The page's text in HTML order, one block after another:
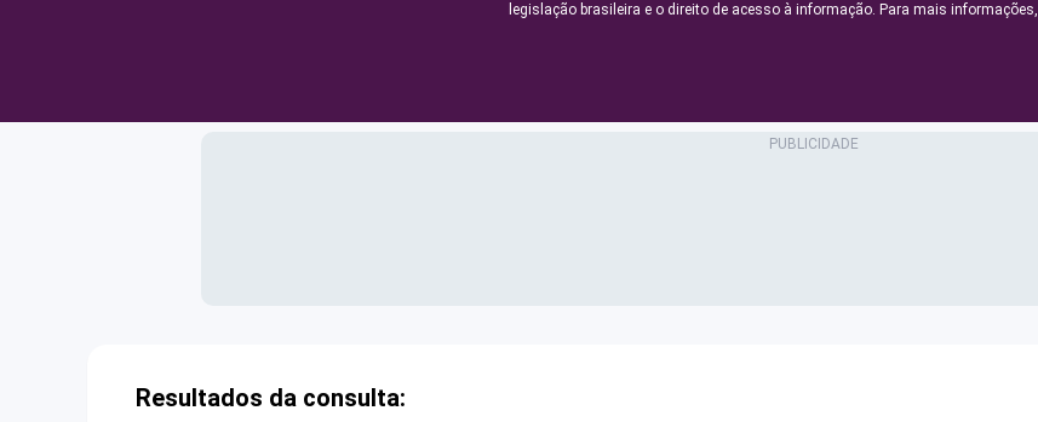
legislação brasileira e o direito de acesso à informação. Para mais informações,
Resultados da consulta: